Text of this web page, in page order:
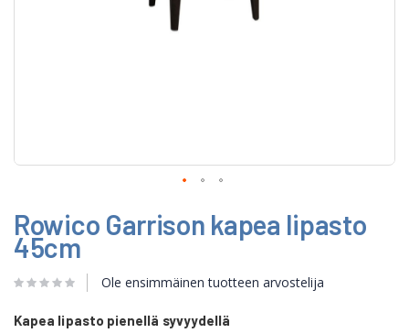
to
the
beginning
the
gallery
Rowico Garrison kapea lipasto
45cm
Ole ensimmäinen tuotteen arvostelija
Kapea lipasto pienellä syvyydellä